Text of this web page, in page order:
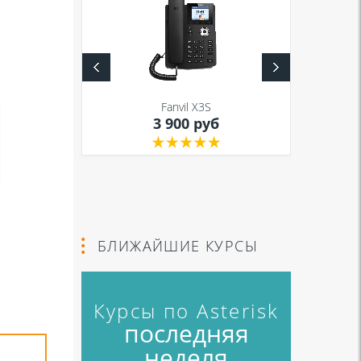
Fanvil X3S
3 900 руб
БЛИЖАЙШИЕ КУРСЫ
Курсы по Asterisk
последняя